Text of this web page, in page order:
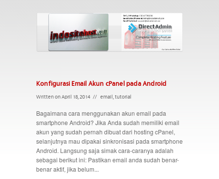
Konfigurasi Email Akun cPanel pada Android
Written on April 18, 2014 // email,tutorial
Bagaimana cara menggunakan akun email pada
smartphone Android? Jika Anda sudah memiliki email
akun yang sudah pernah dibuat dari hosting cPanel,
selanjutnya mau dipakai sinkronisasi pada smartphone
Android. Langsung saja simak cara-caranya adalah
sebagai berikut ini: Pastikan email anda sudah benar-
benar aktif, jika belum...